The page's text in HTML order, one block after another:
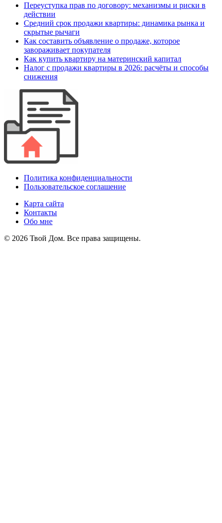
Переуступка прав по договору: механизмы и риски в
действии
Средний срок продажи квартиры: динамика рынка и
скрытые рычаги
Как составить объявление о продаже, которое
завораживает покупателя
Как купить квартиру на материнский капитал
Налог с продажи квартиры в 2026: расчёты и способы
снижения
Политика конфиденциальности
Пользовательское соглашение
Карта сайта
Контакты
Обо мне
© 2026 Твой Дом. Все права защищены.